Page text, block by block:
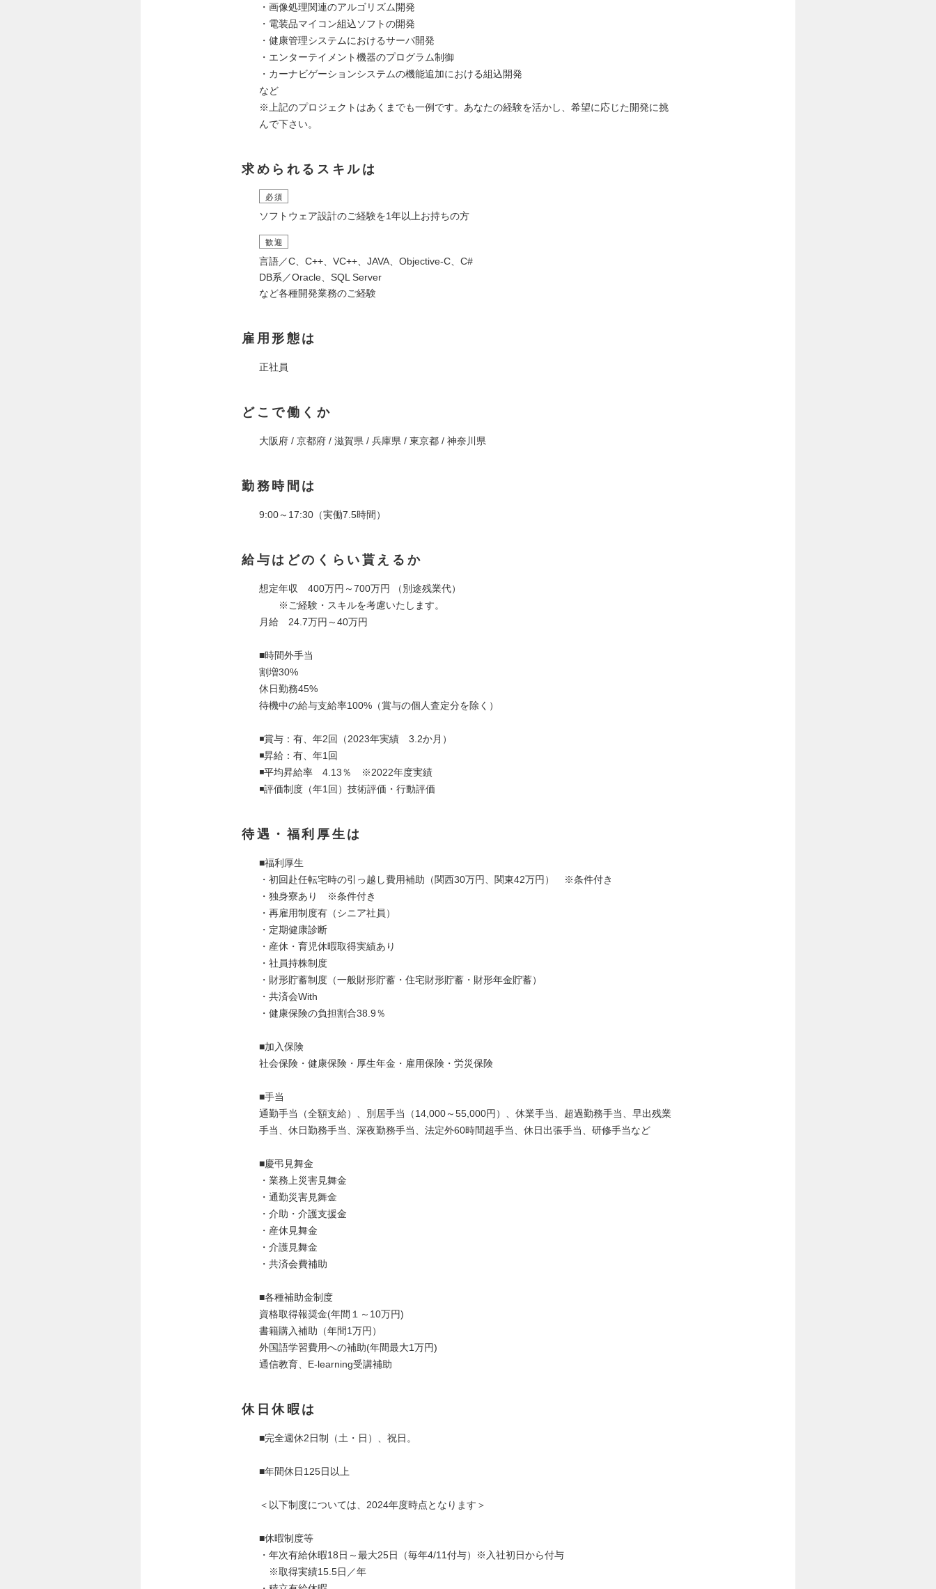
・画像処理関連のアルゴリズム開発
・電装品マイコン組込ソフトの開発
・健康管理システムにおけるサーバ開発
・エンターテイメント機器のプログラム制御
・カーナビゲーションシステムの機能追加における組込開発
など
※上記のプロジェクトはあくまでも一例です。あなたの経験を活かし、希望に応じた開発に挑
んで下さい。
求められるスキルは
必須
ソフトウェア設計のご経験を1年以上お持ちの方
歓迎
言語／C、C++、VC++、JAVA、Objective-C、C#
DB系／Oracle、SQL Server
など各種開発業務のご経験
雇用形態は
正社員
どこで働くか
大阪府 / 京都府 / 滋賀県 / 兵庫県 / 東京都 / 神奈川県
勤務時間は
9:00～17:30（実働7.5時間）
給与はどのくらい貰えるか
想定年収 400万円～700万円 （別途残業代）
※ご経験・スキルを考慮いたします。
月給 24.7万円～40万円
■時間外手当
割増30%
休日勤務45%
待機中の給与支給率100%（賞与の個人査定分を除く）
◾️賞与：有、年2回（2023年実績 3.2か月）
◾️昇給：有、年1回
◾️平均昇給率 4.13％ ※2022年度実績
◾️評価制度（年1回）技術評価・行動評価
待遇・福利厚生は
■福利厚生
・初回赴任転宅時の引っ越し費用補助（関西30万円、関東42万円） ※条件付き
・独身寮あり ※条件付き
・再雇用制度有（シニア社員）
・定期健康診断
・産休・育児休暇取得実績あり
・社員持株制度
・財形貯蓄制度（一般財形貯蓄・住宅財形貯蓄・財形年金貯蓄）
・共済会With
・健康保険の負担割合38.9％
■加入保険
社会保険・健康保険・厚生年金・雇用保険・労災保険
■手当
通勤手当（全額支給）、別居手当（14,000～55,000円）、休業手当、超過勤務手当、早出残業
手当、休日勤務手当、深夜勤務手当、法定外60時間超手当、休日出張手当、研修手当など
■慶弔見舞金
・業務上災害見舞金
・通勤災害見舞金
・介助・介護支援金
・産休見舞金
・介護見舞金
・共済会費補助
■各種補助金制度
資格取得報奨金(年間１～10万円)
書籍購入補助（年間1万円）
外国語学習費用への補助(年間最大1万円)
通信教育、E-learning受講補助
休日休暇は
■完全週休2日制（土・日）、祝日。
■年間休日125日以上
＜以下制度については、2024年度時点となります＞
■休暇制度等
・年次有給休暇18日～最大25日（毎年4/11付与）※入社初日から付与
※取得実績15.5日／年